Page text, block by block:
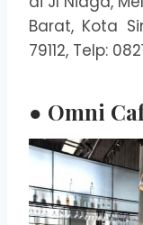
Barat, Kota
79112, Telp:
● Omni